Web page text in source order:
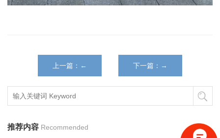
上一篇：← 下一篇：→
推荐内容 Recommended